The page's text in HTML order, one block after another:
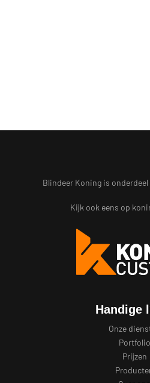
Blindeer Koning is
Kijk ook eens op
Handige
Onze
Portfolio
Prijzen